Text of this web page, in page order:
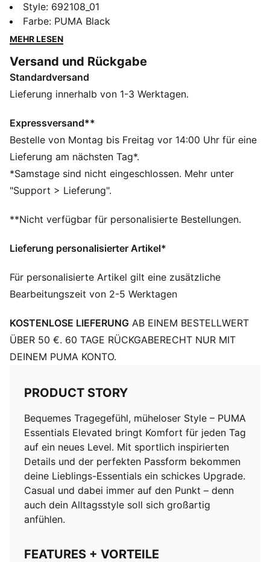
Essentials Elevated bringt Komfort für jeden Tag auf
ein neues Level. Mit sportlich inspirierten Details und
der perfekten Passform bekommen deine Lieblings-
immer auf den Punkt – denn auch dein Alltagsstyle soll
sich großartig anfühlen.
FEATURES + VORTEILE
Baumwolle.
DETAILS
Passform: Relaxed
Hauptmaterial: French Terry
Verschluss: Elastischer Bund mit Tunnelzug
Tie Dye
Bundhöhe: Mittel
PUMA Cat Logo
Teenager zwischen 8 und 16 Jahren
Style: 692108_01
Farbe: PUMA Black
MEHR LESEN
Versand und Rückgabe
Standardversand
Lieferung innerhalb von 1-3 Werktagen.
Expressversand**
Bestelle von Montag bis Freitag vor 14:00 Uhr für eine
Lieferung am nächsten Tag*.
*Samstage sind nicht eingeschlossen. Mehr unter
"Support > Lieferung".
**Nicht verfügbar für personalisierte Bestellungen.
Lieferung personalisierter Artikel*
Für personalisierte Artikel gilt eine zusätzliche
Bearbeitungszeit von 2-5 Werktagen
KOSTENLOSE LIEFERUNG AB EINEM BESTELLWERT
ÜBER 50 €. 60 TAGE RÜCKGABERECHT NUR MIT
DEINEM PUMA KONTO.
PRODUCT STORY
Bequemes Tragegefühl, müheloser Style – PUMA
Essentials Elevated bringt Komfort für jeden Tag
auf ein neues Level. Mit sportlich inspirierten
Details und der perfekten Passform bekommen
deine Lieblings-Essentials ein schickes Upgrade.
Casual und dabei immer auf den Punkt – denn
auch dein Alltagsstyle soll sich großartig
anfühlen.
FEATURES + VORTEILE